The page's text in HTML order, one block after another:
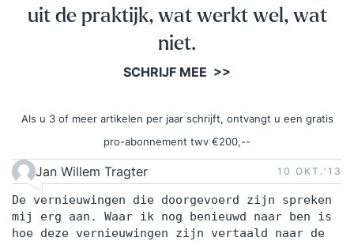
uit de praktijk, wat werkt wel, wat
niet.
SCHRIJF MEE >>
Als u 3 of meer artikelen per jaar schrijft, ontvangt u een gratis
pro-abonnement twv €200,--
Jan Willem Tragter 10 OKT.‘13
De vernieuwingen die doorgevoerd zijn spreken
mij erg aan. Waar ik nog benieuwd naar ben is
hoe deze vernieuwingen zijn vertaald naar de